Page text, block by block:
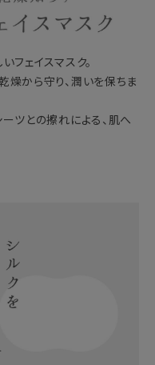
フェイスマスク。
燥から守り、潤いを保ちま
ツとの擦れによる、肌へ